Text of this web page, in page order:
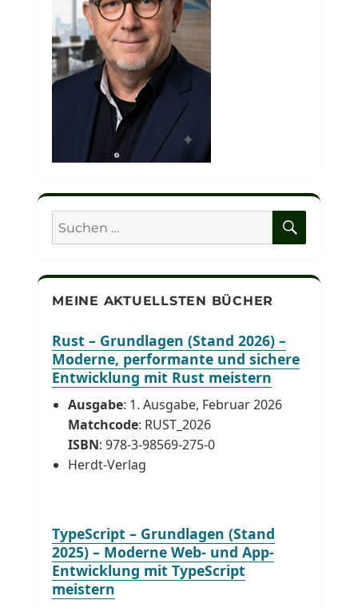
Suchen
nach:
MEINE AKTUELLSTEN BÜCHER
Rust – Grundlagen (Stand 2026) –
Moderne, performante und sichere
Entwicklung mit Rust meistern
Ausgabe: 1. Ausgabe, Februar 2026
Matchcode: RUST_2026
ISBN: 978-3-98569-275-0
Herdt-Verlag
TypeScript – Grundlagen (Stand
2025) – Moderne Web- und App-
Entwicklung mit TypeScript
meistern